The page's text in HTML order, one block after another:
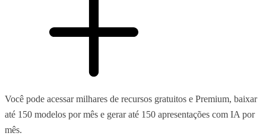
Você pode acessar milhares de recursos gratuitos e Premium, baixar
até 150 modelos por mês e gerar até 150 apresentações com IA por
mês.